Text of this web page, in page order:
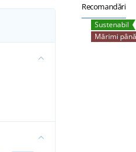
Recomandări
Sustenabil
Mărimi